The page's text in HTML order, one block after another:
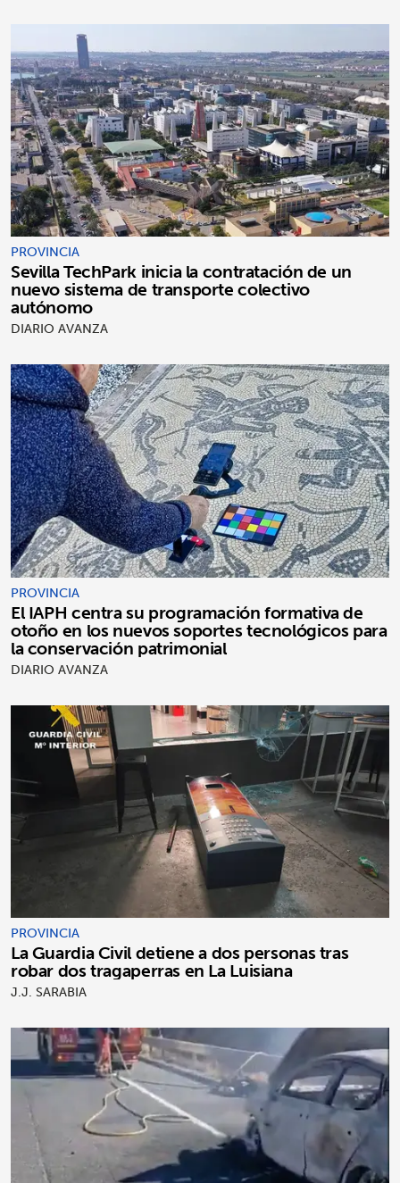
PROVINCIA
Sevilla TechPark inicia la contratación de un
nuevo sistema de transporte colectivo
autónomo
DIARIO AVANZA
PROVINCIA
El IAPH centra su programación formativa de
otoño en los nuevos soportes tecnológicos para
la conservación patrimonial
DIARIO AVANZA
PROVINCIA
La Guardia Civil detiene a dos personas tras
robar dos tragaperras en La Luisiana
J.J. SARABIA